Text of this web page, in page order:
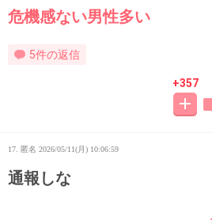
危機感ない男性多い
5件の返信
+357
17. 匿名 2026/05/11(月) 10:06:59
通報しな